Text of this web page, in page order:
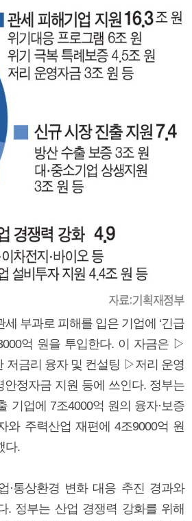
부과로 피해를 입은 기업에 ‘긴급
억 원을 투입한다. 이 자금은 ▷
저금리 융자 및 컨설팅 ▷저리 운영
정자금 지원 등에 쓰인다. 정부는
기업에 7조4000억 원의 융자·보증
와 주력산업 재편에 4조9000억 원
다.
·통상환경 변화 대응 추진 경과와
. 정부는 산업 경쟁력 강화를 위해